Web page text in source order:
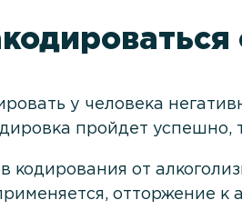
у человека
пройдет
кодирования от
отторжение